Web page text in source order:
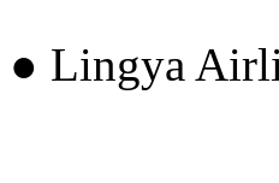
● Lingya